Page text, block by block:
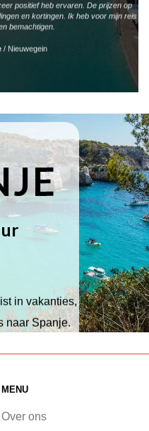
positief heb ervaren. De prijzen op
en kortingen. Ik heb voor mijn reis
bemachtigen.
/ Nieuwegein
in vakanties,
naar Spanje.
aan
strand,
zoekt
MENU
Over ons